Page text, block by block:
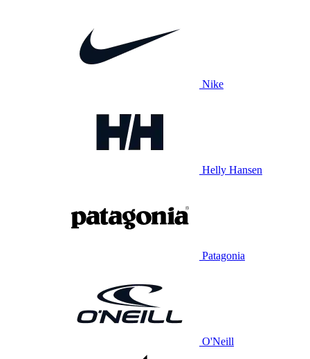
Nike
Helly Hansen
Patagonia
O'Neill